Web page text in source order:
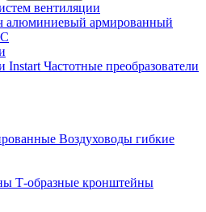
вентиляции
алюминиевый армированный
Instart Частотные преобразователи
Воздуховоды гибкие
Т-образные кронштейны